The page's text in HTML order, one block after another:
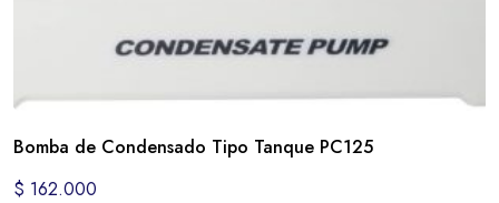
Bomba de Condensado Tipo Tanque PC125
$ 162.000